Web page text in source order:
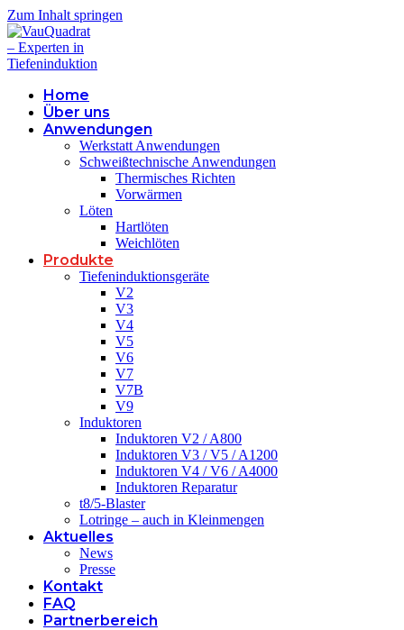
Zum Inhalt springen
Home
Über uns
Anwendungen
Werkstatt Anwendungen
Schweißtechnische Anwendungen
Thermisches Richten
Vorwärmen
Löten
Hartlöten
Weichlöten
Produkte
Tiefeninduktionsgeräte
V2
V3
V4
V5
V6
V7
V7B
V9
Induktoren
Induktoren V2 / A800
Induktoren V3 / V5 / A1200
Induktoren V4 / V6 / A4000
Induktoren Reparatur
t8/5-Blaster
Lotringe – auch in Kleinmengen
Aktuelles
News
Presse
Kontakt
FAQ
Partnerbereich